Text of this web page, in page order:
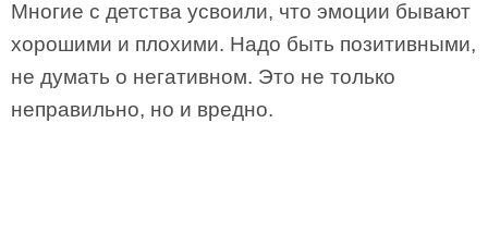
Многие с детства усвоили, что эмоции бывают
хорошими и плохими. Надо быть позитивными,
не думать о негативном. Это не только
неправильно, но и вредно.